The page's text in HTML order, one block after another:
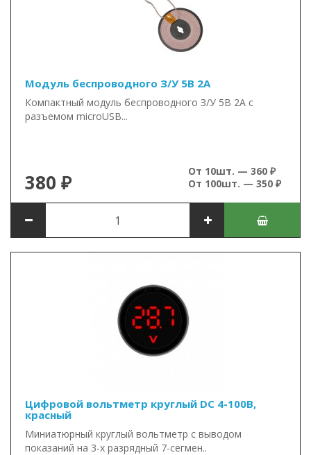
Модуль беспроводного З/У 5В 2А
Компактный модуль беспроводного З/У 5В 2А с
разъемом microUSB...
380 ₽
От 10шт. — 360 ₽
От 100шт. — 350 ₽
Цифровой вольтметр круглый DC 4-100В,
красный
Миниатюрный круглый вольтметр с выводом
показаний на 3-х разрядный 7-сегмен..